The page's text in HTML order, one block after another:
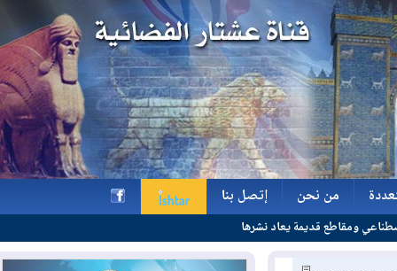
من نحن
من نحن
إتصل بنا
إتصل بنا
نشرها
h